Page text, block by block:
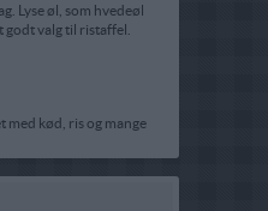
Lyse øl, som hvedeøl
godt valg til ristaffel.
med kød, ris og mange